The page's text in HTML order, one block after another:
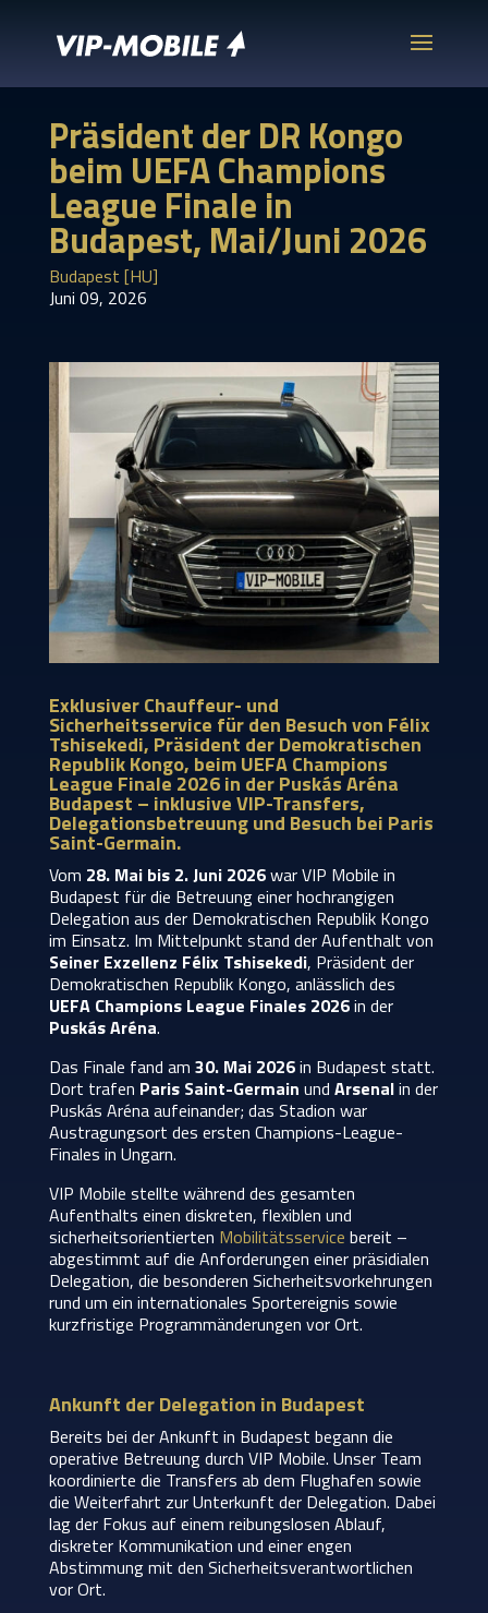
Präsident der DR Kongo
beim UEFA Champions
League Finale in
Budapest, Mai/Juni 2026
Budapest [HU]
Juni 09, 2026
Exklusiver Chauffeur- und
Sicherheitsservice für den Besuch von Félix
Tshisekedi, Präsident der Demokratischen
Republik Kongo, beim UEFA Champions
League Finale 2026 in der Puskás Aréna
Budapest – inklusive VIP-Transfers,
Delegationsbetreuung und Besuch bei Paris
Saint-Germain.
Vom 28. Mai bis 2. Juni 2026war VIP Mobile in
Budapest für die Betreuung einer hochrangigen
Delegation aus der Demokratischen Republik Kongo
im Einsatz. Im Mittelpunkt stand der Aufenthalt von
Seiner Exzellenz Félix Tshisekedi, Präsident der
Demokratischen Republik Kongo, anlässlich des
UEFA Champions League Finales 2026in der
Puskás Aréna.
Das Finale fand am 30. Mai 2026in Budapest statt.
Dort trafen Paris Saint-Germain und Arsenalin der
Puskás Aréna aufeinander; das Stadion war
Austragungsort des ersten Champions-League-
Finales in Ungarn.
VIP Mobile stellte während des gesamten
Aufenthalts einen diskreten, flexiblen und
sicherheitsorientierten Mobilitätsservice bereit –
abgestimmt auf die Anforderungen einer präsidialen
Delegation, die besonderen Sicherheitsvorkehrungen
rund um ein internationales Sportereignis sowie
kurzfristige Programmänderungen vor Ort.
Ankunft der Delegation in Budapest
Bereits bei der Ankunft in Budapest begann die
operative Betreuung durch VIP Mobile. Unser Team
koordinierte die Transfers ab dem Flughafen sowie
die Weiterfahrt zur Unterkunft der Delegation. Dabei
lag der Fokus auf einem reibungslosen Ablauf,
diskreter Kommunikation und einer engen
Abstimmung mit den Sicherheitsverantwortlichen
vor Ort.